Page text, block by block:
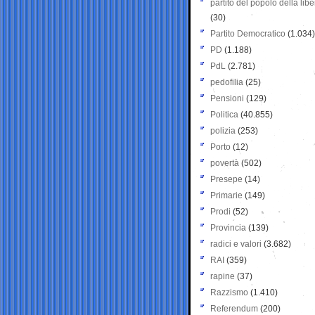
partito del popolo della
(30)
Partito Democratico (1.034)
PD (1.188)
PdL (2.781)
pedofilia (25)
Pensioni (129)
Politica (40.855)
polizia (253)
Porto (12)
povertà (502)
Presepe (14)
Primarie (149)
Prodi (52)
Provincia (139)
radici e valori (3.682)
RAI (359)
rapine (37)
Razzismo (1.410)
Referendum (200)